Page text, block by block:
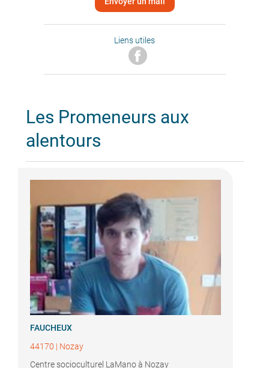
Liens utiles
Les Promeneurs aux
alentours
FAUCHEUX
44170 | Nozay
Centre socioculturel LaMano à Nozay